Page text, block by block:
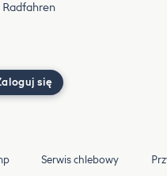
Radfahren
się
Serwis chlebowy